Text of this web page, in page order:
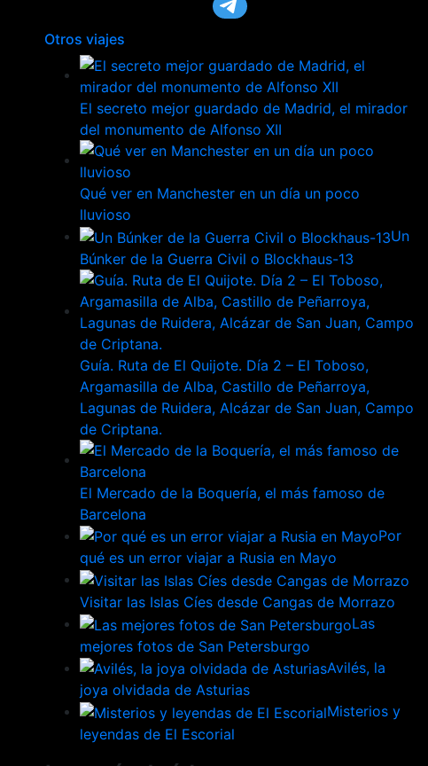
Otros viajes
El secreto mejor guardado de Madrid, el mirador
del monumento de Alfonso XII
Qué ver en Manchester en un día un poco
lluvioso
Un
Búnker de la Guerra Civil o Blockhaus-13
Guía. Ruta de El Quijote. Día 2 – El Toboso,
Argamasilla de Alba, Castillo de Peñarroya,
Lagunas de Ruidera, Alcázar de San Juan, Campo
de Criptana.
El Mercado de la Boquería, el más famoso de
Barcelona
Por
qué es un error viajar a Rusia en Mayo
Visitar las Islas Cíes desde Cangas de Morrazo
Las
mejores fotos de San Petersburgo
Avilés, la
joya olvidada de Asturias
Misterios y
leyendas de El Escorial